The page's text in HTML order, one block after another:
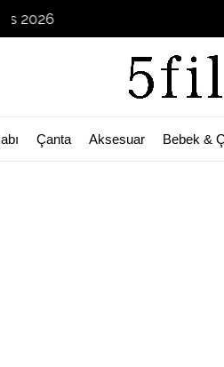
2026
Çanta Aksesuar Bebek &